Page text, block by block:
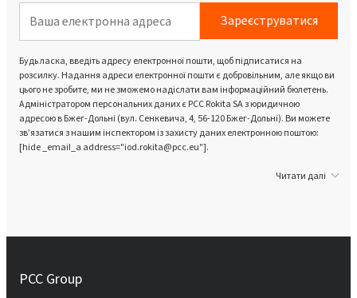
Зареєструватися
Будь ласка, введіть адресу електронної пошти, щоб підписатися на
розсилку. Надання адреси електронної пошти є добровільним, але якщо ви
цього не зробите, ми не зможемо надіслати вам інформаційний бюлетень.
Адміністратором персональних даних є PCC Rokita SA з юридичною
адресою в Бжег-Дольні (вул. Сенкевича, 4, 56-120 Бжег-Дольні). Ви можете
зв’язатися з нашим інспектором із захисту даних електронною поштою:
[hide _email_a address="iod.rokita@pcc.eu"].
Читати далі
PCC Group